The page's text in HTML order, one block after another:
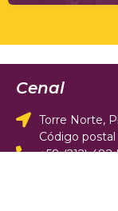
Cenal
Torre Norte,
Código postal
+58 (212)